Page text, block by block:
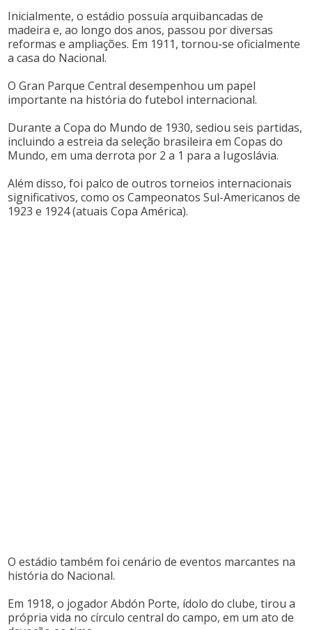
Inicialmente, o estádio possuía arquibancadas de
madeira e, ao longo dos anos, passou por diversas
reformas e ampliações. Em 1911, tornou-se oficialmente
a casa do Nacional.
O Gran Parque Central desempenhou um papel
importante na história do futebol internacional.
Durante a Copa do Mundo de 1930, sediou seis partidas,
incluindo a estreia da seleção brasileira em Copas do
Mundo, em uma derrota por 2 a 1 para a Iugoslávia.
Além disso, foi palco de outros torneios internacionais
significativos, como os Campeonatos Sul-Americanos de
1923 e 1924 (atuais Copa América).
O estádio também foi cenário de eventos marcantes na
história do Nacional.
Em 1918, o jogador Abdón Porte, ídolo do clube, tirou a
própria vida no círculo central do campo, em um ato de